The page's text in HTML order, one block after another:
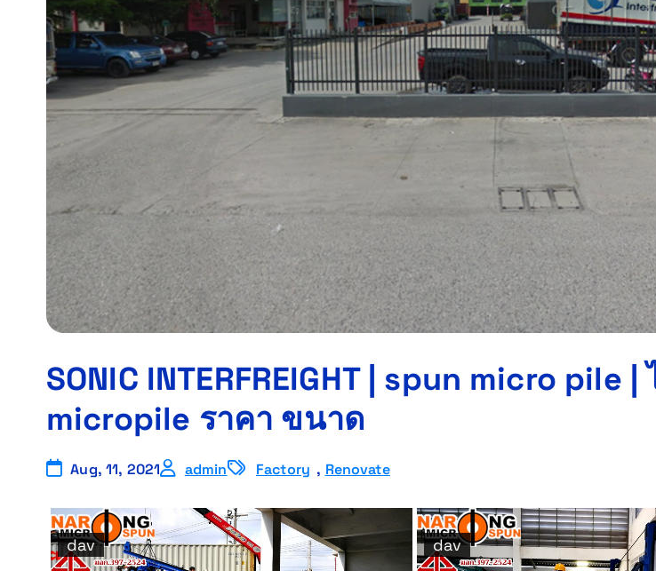
SONIC INTERFREIGHT | spun micro pile
micropile ราคา ขนาด
Aug, 11, 2021 admin Factory , Renovate
dav dav